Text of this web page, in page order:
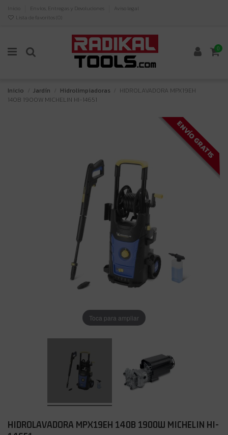
Inicio Envíos, Entregas y Devoluciones
Aviso legal
Lista de favoritos ( 0)
0
Inicio Jardín Hidrolimpiadoras
HIDROLAVADORA MPX19EH
140B 1900W MICHELIN HI-14651
ENVÍO GRATIS
Toca para ampliar
HIDROLAVADORA MPX19EH 140B 1900W MICHELIN HI-